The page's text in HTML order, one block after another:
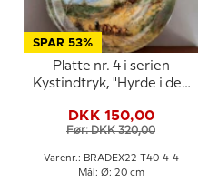
SPAR 53%
Platte nr. 4 i serien
Kystindtryk, "Hyrde i den
DKK 150,00
Før: DKK 320,00
Varenr.: BRADEX22-T40-4-4
Mål: Ø: 20 cm